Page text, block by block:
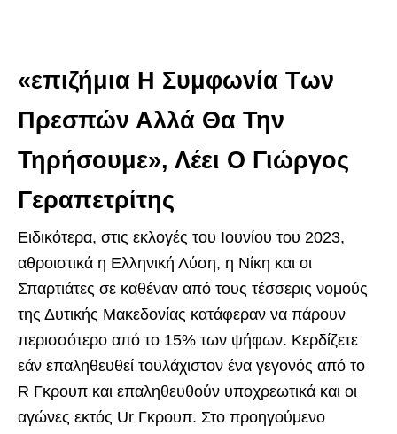
«επιζήμια Η Συμφωνία Των
Πρεσπών Αλλά Θα Την
Τηρήσουμε», Λέει Ο Γιώργος
Γεραπετρίτης
Ειδικότερα, στις εκλογές του Ιουνίου του 2023,
αθροιστικά η Ελληνική Λύση, η Νίκη και οι
Σπαρτιάτες σε καθέναν από τους τέσσερις νομούς
της Δυτικής Μακεδονίας κατάφεραν να πάρουν
περισσότερο από το 15% των ψήφων. Κερδίζετε
εάν επαληθευθεί τουλάχιστον ένα γεγονός από το
R Γκρουπ και επαληθευθούν υποχρεωτικά και οι
αγώνες εκτός Ur Γκρουπ. Στο προηγούμενο